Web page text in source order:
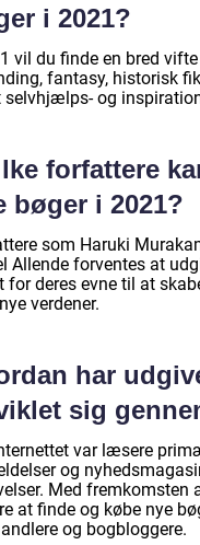
i 2021?
vil du finde en bred
fantasy, historisk
selvhjælps- og
forfattere
bøger i 2021?
som Haruki
Allende forventes at
for deres evne til at
verdener.
har
sig
var læsere
og
Med fremkomsten
at finde og købe nye
og bogbloggere.